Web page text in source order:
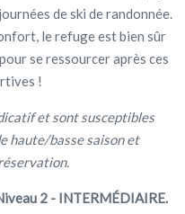
de ski de randonnée.
le refuge est bien sûr
se ressourcer après ces
!
et sont susceptibles
haute/basse saison et
2 - INTERMÉDIAIRE.